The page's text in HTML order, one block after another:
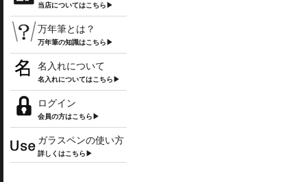
当店についてはこちら▶
万年筆とは？
万年筆の知識はこちら▶
名入れについて
名入れについてはこちら▶
ログイン
会員の方はこちら▶
ガラスペンの使い方
詳しくはこちら▶